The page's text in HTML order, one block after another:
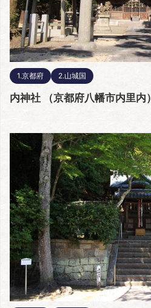
1.京都府 2.山城国
内神社 （京都府八幡市内里内）